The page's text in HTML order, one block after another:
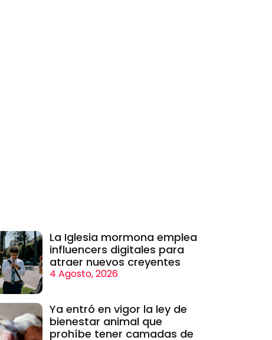
La Iglesia mormona emplea
influencers digitales para
atraer nuevos creyentes
4 Agosto, 2026
Ya entró en vigor la ley de
bienestar animal que
prohíbe tener camadas de